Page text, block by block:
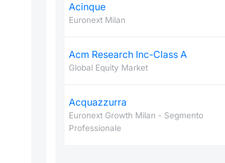
Acinque
Euronext Milan
Acm Research Inc-Class A
Global Equity Market
Acquazzurra
Euronext Growth Milan - Segmento
Professionale